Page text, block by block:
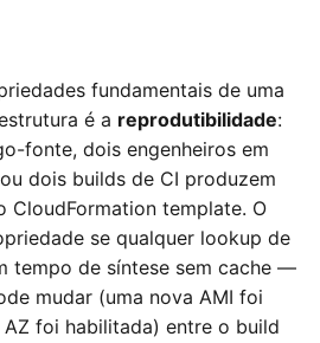
fundamentais de uma
é a reprodutibilidade:
fonte, dois engenheiros em
dois builds de CI produzem
CloudFormation template. O
se qualquer lookup de
tempo de síntese sem cache —
mudar (uma nova AMI foi
foi habilitada) entre o build